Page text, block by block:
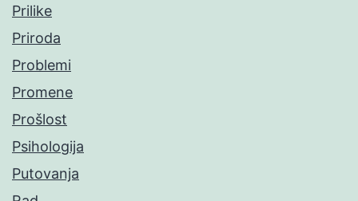
Prilike
Priroda
Problemi
Promene
Prošlost
Psihologija
Putovanja